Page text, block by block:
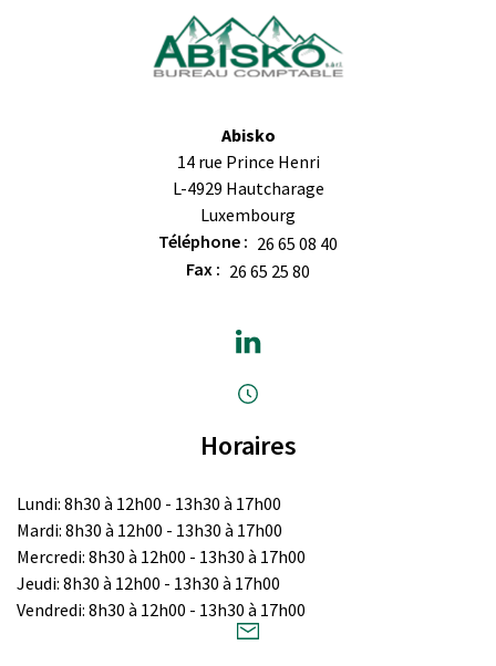
Abisko
14 rue Prince Henri
L-4929 Hautcharage
Luxembourg
Téléphone : 26 65 08 40
Fax : 26 65 25 80
Horaires
Lundi: 8h30 à 12h00 - 13h30 à 17h00
Mardi: 8h30 à 12h00 - 13h30 à 17h00
Mercredi: 8h30 à 12h00 - 13h30 à 17h00
Jeudi: 8h30 à 12h00 - 13h30 à 17h00
Vendredi: 8h30 à 12h00 - 13h30 à 17h00